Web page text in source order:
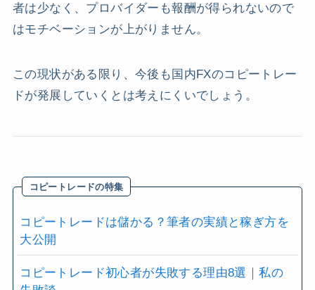
者は少なく、プロバイダーも報酬が得られないので
はモチベーションが上がりません。
この現状がある限り、今後も国内FXのコピートレー
ドが発展していくとは考えにくいでしょう。
コピートレードの特集
コピートレードは儲かる？筆者の実績と稼ぎ方を
大公開
コピートレード初心者が失敗する理由8選｜私の